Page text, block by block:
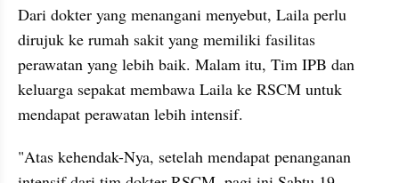
Dari dokter yang menangani menyebut, Laila perlu
dirujuk ke rumah sakit yang memiliki fasilitas
perawatan yang lebih baik. Malam itu, Tim IPB dan
keluarga sepakat membawa Laila ke RSCM untuk
mendapat perawatan lebih intensif.
"Atas kehendak-Nya, setelah mendapat penanganan